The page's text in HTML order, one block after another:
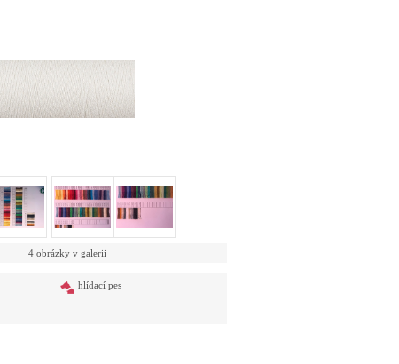
4 obrázky v galerii
hlídací pes